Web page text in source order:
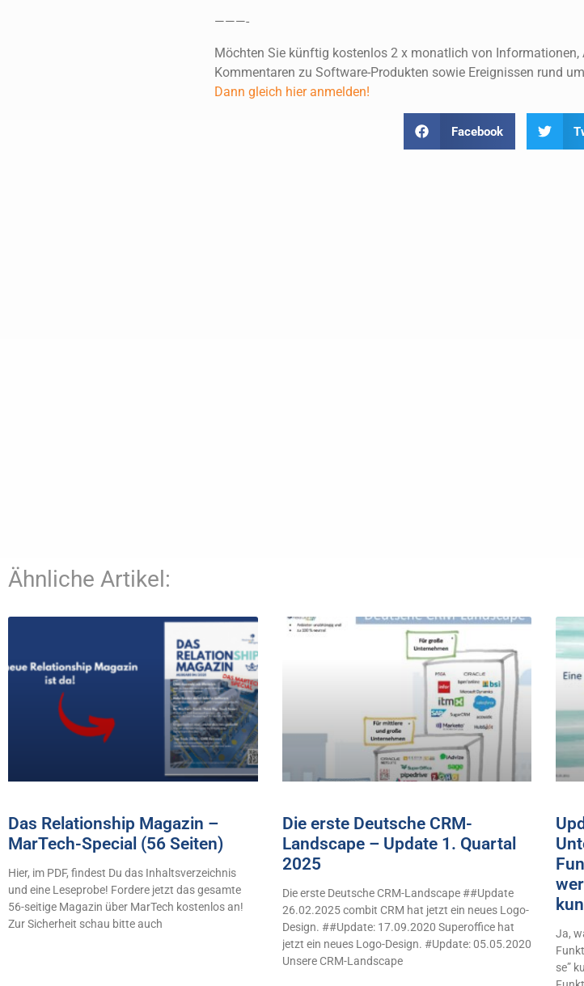
———-
Möchten Sie künftig kostenlos 2 x monatlich von Informationen,
Kommentaren zu Software-Produkten sowie Ereignissen rund
Dann gleich hier anmelden!
Facebook
Ähnliche Artikel:
Das Relationship Magazin –
MarTech-Special (56 Seiten)
Hier, im PDF, findest Du das Inhaltsverzeichnis
und eine Leseprobe! Fordere jetzt das gesamte
56-seitige Magazin über MarTech kostenlos an!
Zur Sicherheit schau bitte auch
Die erste Deutsche CRM-
Landscape – Update 1. Quartal
2025
Die erste Deutsche CRM-Landscape ##Update
26.02.2025 combit CRM hat jetzt ein neues Logo-
Design. ##Update: 17.09.2020 Superoffice hat
jetzt ein neues Logo-Design. #Update: 05.05.2020
Unsere CRM-Landscape
Ja,
se”